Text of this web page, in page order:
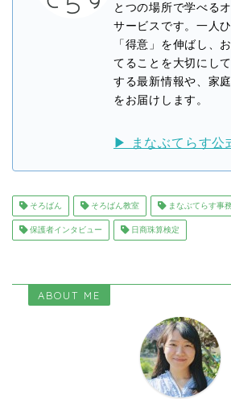
とつの場所で学べる
サービスです。一人
「得意」を伸ばし、
てることを大切にし
する最新情報や、家
をお届けします。
▶ まなぶてらす公
そろばん そろばん教室 まなぶてらす事
保護者インタビュー 日商珠算検定
ABOUT ME